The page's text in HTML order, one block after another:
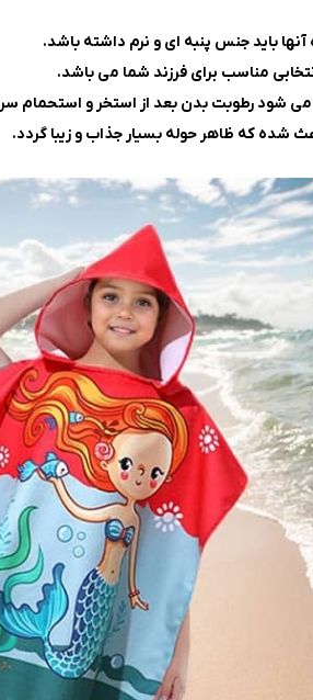
باید جنس پنبه ای و نرم داشته باشد.
می شود رطوبت بدن بعد از استخر و استحمام
شده که ظاهر حوله بسیار جذاب و زیبا گردد.